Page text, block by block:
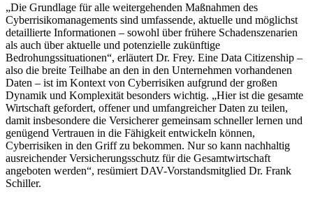
„Die Grundlage für alle weitergehenden Maßnahmen des
Cyberrisikomanagements sind umfassende, aktuelle und möglichst
detaillierte Informationen – sowohl über frühere Schadenszenarien
als auch über aktuelle und potenzielle zukünftige
Bedrohungssituationen“, erläutert Dr. Frey. Eine Data Citizenship –
also die breite Teilhabe an den in den Unternehmen vorhandenen
Daten – ist im Kontext von Cyberrisiken aufgrund der großen
Dynamik und Komplexität besonders wichtig. „Hier ist die gesamte
Wirtschaft gefordert, offener und umfangreicher Daten zu teilen,
damit insbesondere die Versicherer gemeinsam schneller lernen und
genügend Vertrauen in die Fähigkeit entwickeln können,
Cyberrisiken in den Griff zu bekommen. Nur so kann nachhaltig
ausreichender Versicherungsschutz für die Gesamtwirtschaft
angeboten werden“, resümiert DAV-Vorstandsmitglied Dr. Frank
Schiller.